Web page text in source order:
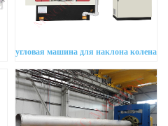
угловая машина для наклона колена